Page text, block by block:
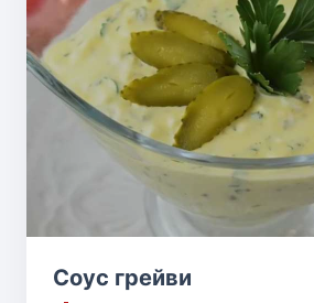
Соус грейви